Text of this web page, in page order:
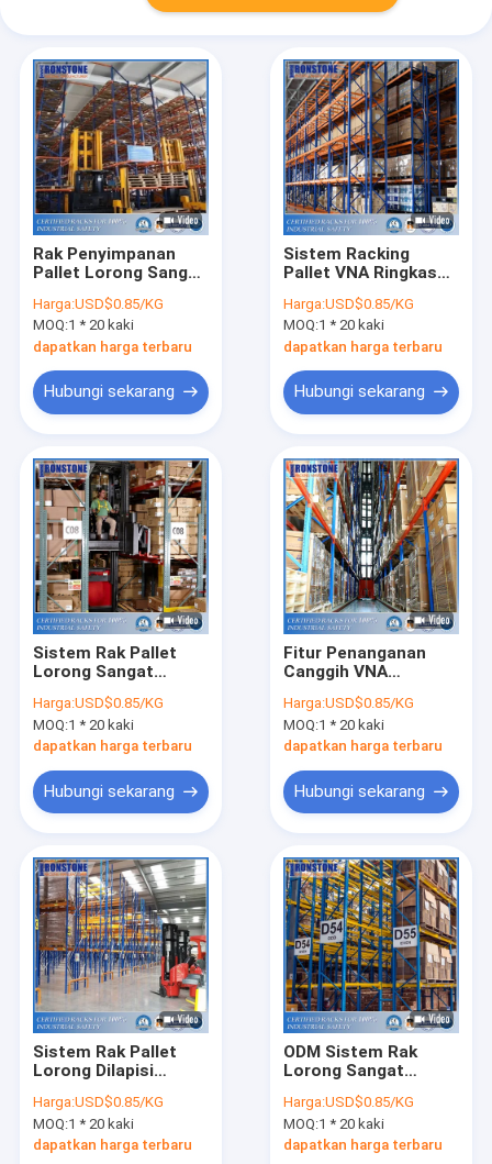
Produk
Video
Tentang kami
Tur Pabrik
Permintaan Penawaran
Rak Penyimpanan
Pallet Lorong Sangat
Tinggi di China
Harga:USD$0.85/KG
MOQ:1 * 20 kaki
dapatkan harga terbaru
Hubungi sekarang
Sistem Racking
Pallet VNA Ringkas
Area Kubik Yang
Sangat Baik
Harga:USD$0.85/KG
MOQ:1 * 20 kaki
dapatkan harga terbaru
Hubungi sekarang
Sistem Rak Pallet
Lorong Sangat
Harga:USD$0.85/KG
MOQ:1 * 20 kaki
dapatkan harga terbaru
Hubungi sekarang
Fitur Penanganan
Canggih VNA
dengan Koefisien
Keamanan Tinggi
Harga:USD$0.85/KG
MOQ:1 * 20 kaki
dapatkan harga terbaru
Hubungi sekarang
Sistem Rak Pallet
Lorong Dilapisi
Sempit untuk
Penyimpanan Gudang
Harga:USD$0.85/KG
MOQ:1 * 20 kaki
dapatkan harga terbaru
ODM Sistem Rak
Lorong Sangat
Pallet Gudang RMI
Harga:USD$0.85/KG
MOQ:1 * 20 kaki
dapatkan harga terbaru